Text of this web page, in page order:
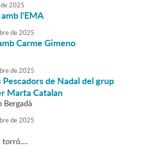
de2025
l'EMA
de2025
Carme Gimeno
de2025
de Nadal del grup
Marta Catalan
Bergadà
de2025
torró....